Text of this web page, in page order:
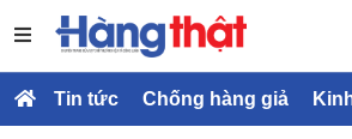
Tin tức Chống hàng giả